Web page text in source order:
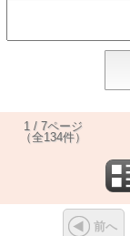
1 / 7ページ
（全134件）
前へ